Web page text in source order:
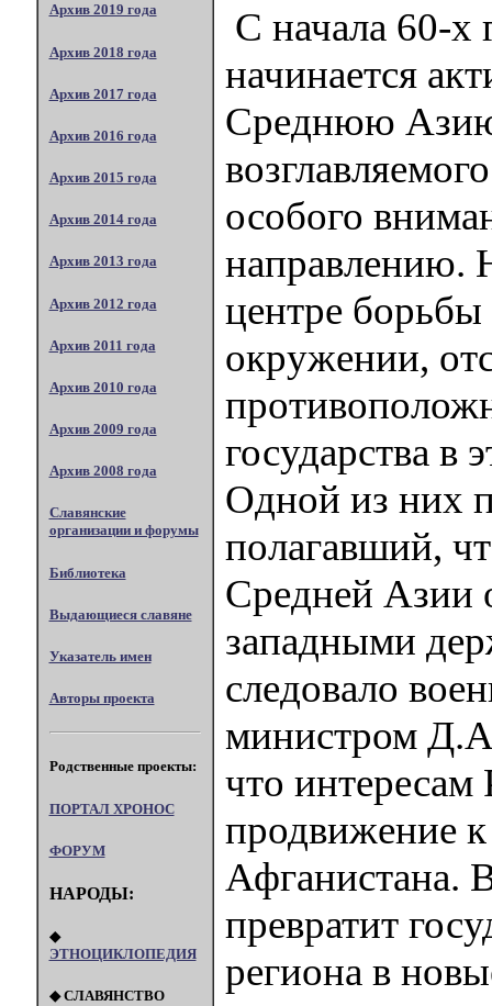
Архив 2019 года
Архив 2018 года
Архив 2017 года
Архив 2016 года
Архив 2015 года
Архив 2014 года
Архив 2013 года
Архив 2012 года
Архив 2011 года
Архив 2010 года
Архив 2009 года
Архив 2008 года
Славянские
организации и форумы
Библиотека
Выдающиеся славяне
Указатель имен
Авторы проекта
Родственные проекты:
ПОРТАЛ XPOHOC
ФОРУМ
НАРОДЫ:
◆
ЭТНОЦИКЛОПЕДИЯ
◆ СЛАВЯНСТВО
С начала 60-х
начинается
Среднюю
особого
направлению.
центре
окружении,
государства в
Одной из них
полагавший,
Средней Азии
западными
следовало
министром
что интересам
продвижение
Афганистана.
превратит
региона в